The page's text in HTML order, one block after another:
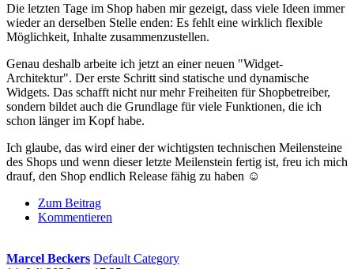
Die letzten Tage im Shop haben mir gezeigt, dass viele Ideen immer
wieder an derselben Stelle enden: Es fehlt eine wirklich flexible
Möglichkeit, Inhalte zusammenzustellen.
Genau deshalb arbeite ich jetzt an einer neuen "Widget-
Architektur". Der erste Schritt sind statische und dynamische
Widgets. Das schafft nicht nur mehr Freiheiten für Shopbetreiber,
sondern bildet auch die Grundlage für viele Funktionen, die ich
schon länger im Kopf habe.
Ich glaube, das wird einer der wichtigsten technischen Meilensteine
des Shops und wenn dieser letzte Meilenstein fertig ist, freu ich mich
drauf, den Shop endlich Release fähig zu haben ☺️
Zum Beitrag
Kommentieren
Marcel Beckers Default Category